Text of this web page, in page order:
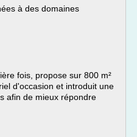
à des domaines
fois, propose sur 800 m²
d'occasion et introduit une
afin de mieux répondre